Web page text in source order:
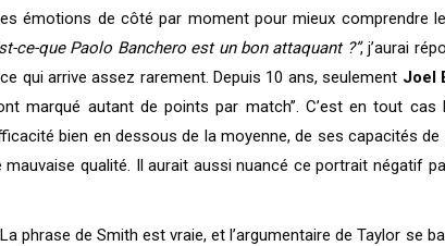
émotions de côté par moment pour mieux comprendre
ce-que Paolo Banchero est un bon attaquant ?”, j’aurai
qui arrive assez rarement. Depuis 10 ans, seulement Joel
marqué autant de points par match”. C’est en tout cas
bien en dessous de la moyenne, de ses capacités de
qualité. Il aurait aussi nuancé ce portrait négatif
phrase de Smith est vraie, et l’argumentaire de Taylor se